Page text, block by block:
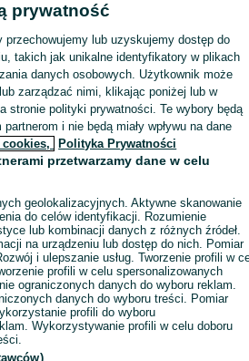
Ogród Grill Grill - Wielkopolskie
Grill -
Wyświetlenia:
Wyślij wiadomość
prywatność
przechowujemy lub uzyskujemy dostęp do
takich jak unikalne identyfikatory w plikach
danych osobowych. Użytkownik może
zarządzać nimi, klikając poniżej lub w
stronie polityki prywatności. Te wybory będą
i nie będą miały wpływu na dane
Polityka Prywatności
przetwarzamy dane w celu
geolokalizacyjnych. Aktywne skanowanie
do celów identyfikacji. Rozumienie
lub kombinacji danych z różnych źródeł.
na urządzeniu lub dostęp do nich. Pomiar
i ulepszanie usług. Tworzenie profili w
profili w celu spersonalizowanych
ograniczonych danych do wyboru reklam.
danych do wyboru treści. Pomiar
profili do wyboru
Wykorzystywanie profili w celu doboru